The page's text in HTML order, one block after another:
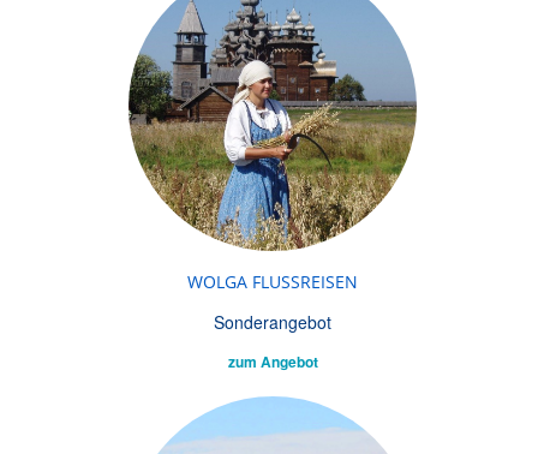
WOLGA FLUSSREISEN
Sonderangebot
zum Angebot